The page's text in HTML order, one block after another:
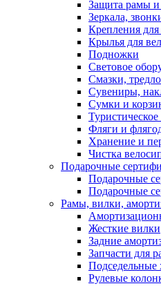
Защита рамы и
Зеркала,
Крепления
Крылья для
Подножки
Световое
Смазки,
Сувениры,
Сумки и
Фляги и
Хранение и
Чистка
Подарочные
Подарочные
Подарочные
Рамы, вилки,
Жесткие вилки
Задние
Запчасти для
Подседельные
Рулевые